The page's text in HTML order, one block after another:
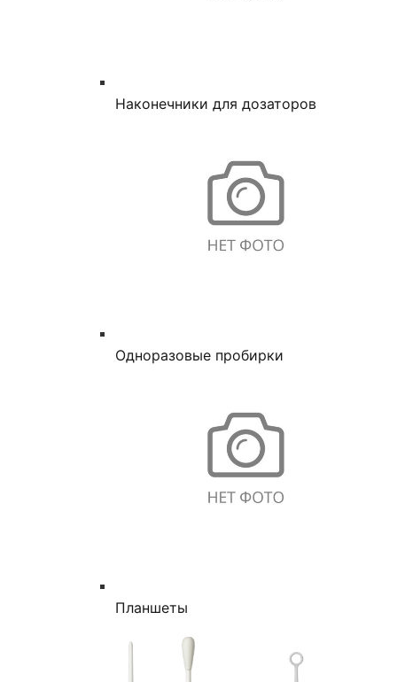
Наконечники для дозаторов
Одноразовые пробирки
Планшеты